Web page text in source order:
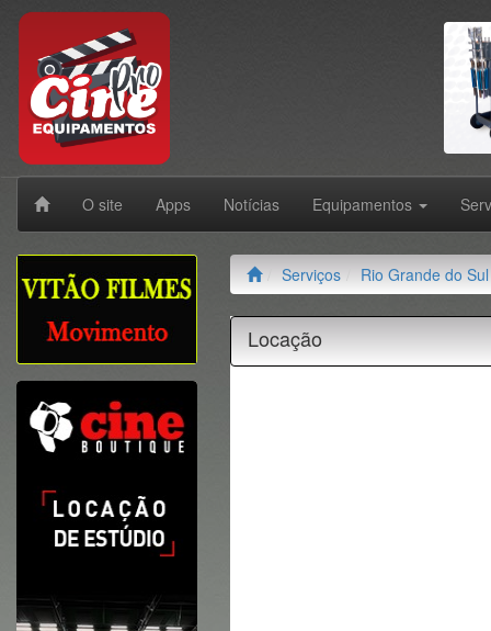
O site Apps Notícias Equipamentos
Serviços Rio Grande do Sul
Locação